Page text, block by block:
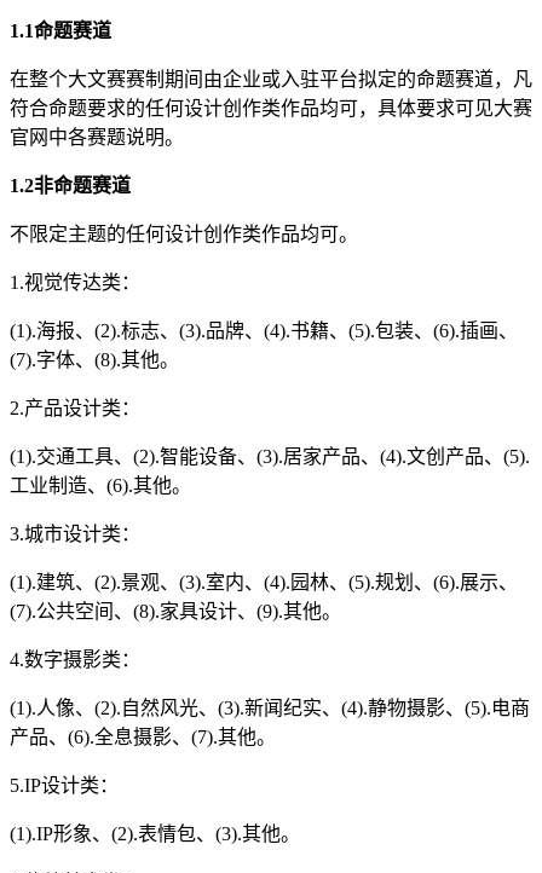
1.1命题赛道
在整个大文赛赛制期间由企业或入驻平台拟定的命题赛道，凡
符合命题要求的任何设计创作类作品均可，具体要求可见大赛
官网中各赛题说明。
1.2非命题赛道
不限定主题的任何设计创作类作品均可。
1.视觉传达类：
(1).海报、(2).标志、(3).品牌、(4).书籍、(5).包装、(6).插画、
(7).字体、(8).其他。
2.产品设计类：
(1).交通工具、(2).智能设备、(3).居家产品、(4).文创产品、(5).
工业制造、(6).其他。
3.城市设计类：
(1).建筑、(2).景观、(3).室内、(4).园林、(5).规划、(6).展示、
(7).公共空间、(8).家具设计、(9).其他。
4.数字摄影类：
(1).人像、(2).自然风光、(3).新闻纪实、(4).静物摄影、(5).电商
产品、(6).全息摄影、(7).其他。
5.IP设计类：
(1).IP形象、(2).表情包、(3).其他。